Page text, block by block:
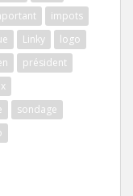
impots
Linky
logo
président
sondage